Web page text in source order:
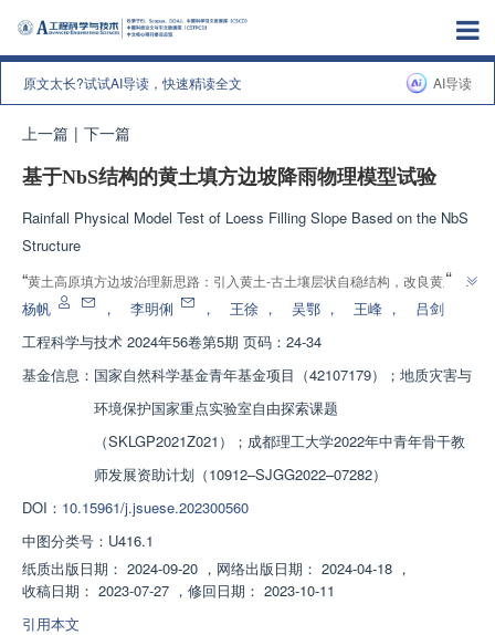
原文太长?试试AI导读，快速精读全文 AI导读
上一篇 | 下一篇
基于NbS结构的黄土填方边坡降雨物理模型试验
Rainfall Physical Model Test of Loess Filling Slope Based on the NbS
Structure
“黄土高原填方边坡治理新思路：引入黄土-古土壤层状自稳结构，改良黄土，
控水结构，为生态治理及灾变防控提供理论参考。”
”
杨帆 ， 李明俐 ， 王徐 ， 吴鄂 ， 王峰 ，
吕剑
工程科学与技术 2024年56卷第5期 页码：24-34
基金信息： 国家自然科学基金青年基金项目（42107179）；地质灾害与
环境保护国家重点实验室自由探索课题
（SKLGP2021Z021）；成都理工大学2022年中青年骨干教
师发展资助计划（10912–SJGG2022–07282）
DOI： 10.15961/j.jsuese.202300560
中图分类号： U416.1
纸质出版日期： 2024-09-20 ， 网络出版日期： 2024-04-18 ，
收稿日期： 2023-07-27 ， 修回日期： 2023-10-11
引用本文